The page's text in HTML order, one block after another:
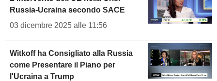
Russia-Ucraina secondo SACE
03 dicembre 2025 alle 11:56
Witkoff ha Consigliato alla Russia
come Presentare il Piano per
l'Ucraina a Trump